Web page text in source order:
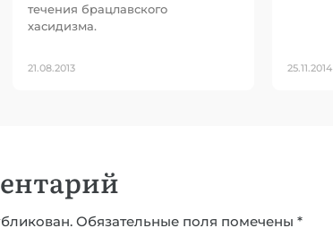
течения брацлавского
хасидизма.
21.08.2013 25.11.2014
Обязательные поля помечены *